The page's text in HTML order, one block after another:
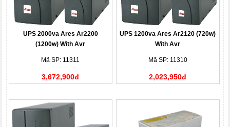
UPS 2000va Ares Ar2200
(1200w) With Avr
Mã SP: 11311
3,672,900đ
UPS 1200va Ares Ar2120 (720w)
With Avr
Mã SP: 11310
2,023,950đ